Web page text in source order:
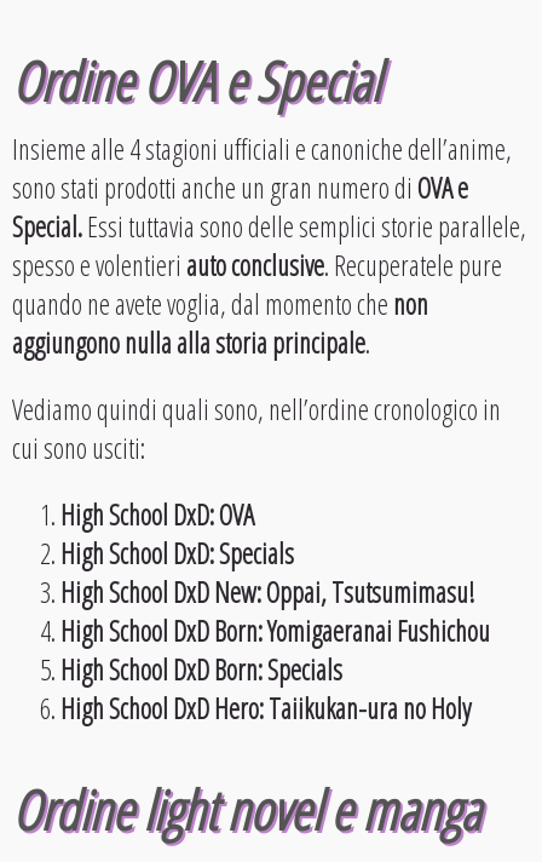
Ordine OVA e Special
Insieme alle 4 stagioni ufficiali e canoniche dell’anime,
sono stati prodotti anche un gran numero diOVA e
Special.Essi tuttavia sono delle semplici storie parallele,
spesso e volentieriauto conclusive. Recuperatele pure
quando ne avete voglia, dal momento chenon
aggiungono nulla alla storia principale.
Vediamo quindi quali sono, nell’ordine cronologico in
cui sono usciti:
High School DxD: OVA
High School DxD: Specials
High School DxD New: Oppai, Tsutsumimasu!
High School DxD Born: Yomigaeranai Fushichou
High School DxD Born: Specials
High School DxD Hero: Taiikukan-ura no Holy
Ordine light novel e manga